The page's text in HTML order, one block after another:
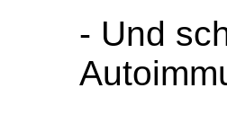
- Und